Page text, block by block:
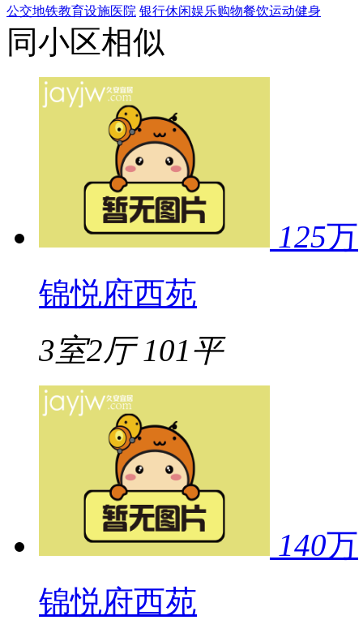
公交地铁教育设施医院 银行休闲娱乐购物餐饮运动健身
同小区相似
125万
锦悦府西苑
3室2厅 101平
140万
锦悦府西苑